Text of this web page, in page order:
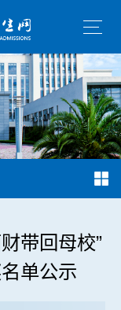
带回母校”
单公示